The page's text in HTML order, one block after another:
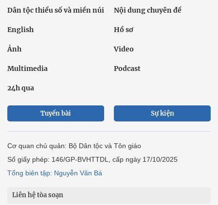
Dân tộc thiểu số và miền núi Nội dung chuyên đề
English Hồ sơ
Ảnh Video
Multimedia Podcast
24h qua
Tuyến bài Sự kiện
Cơ quan chủ quản: Bộ Dân tộc và Tôn giáo
Số giấy phép: 146/GP-BVHTTDL, cấp ngày 17/10/2025
Tổng biên tập: Nguyễn Văn Bá
Liên hệ tòa soạn